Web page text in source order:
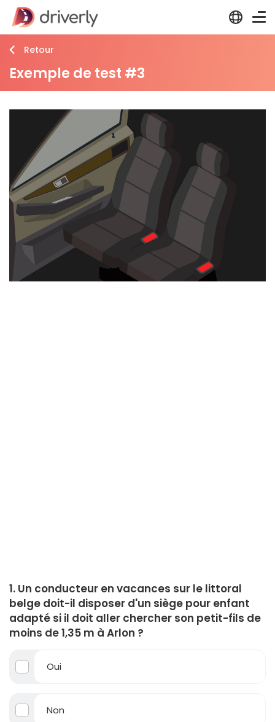
Retour
Exemple de test #3
1. Un conducteur en vacances sur le littoral
belge doit-il disposer d'un siège pour enfant
adapté si il doit aller chercher son petit-fils de
moins de 1,35 m à Arlon ?
Oui
Non